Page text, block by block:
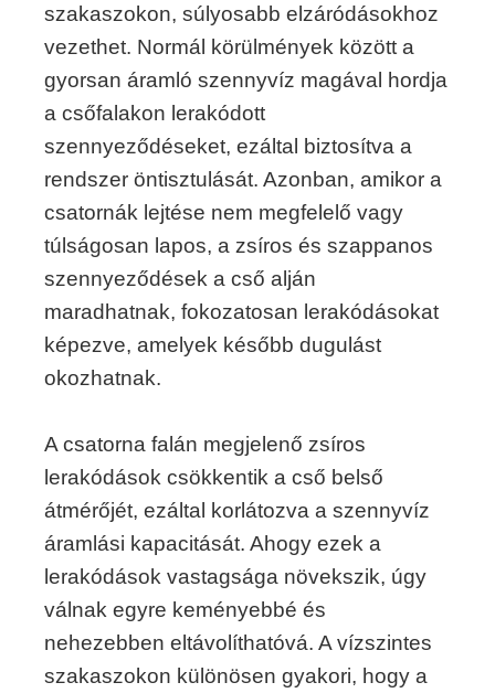
szakaszokon, súlyosabb elzáródásokhoz
vezethet. Normál körülmények között a
gyorsan áramló szennyvíz magával hordja
a csőfalakon lerakódott
szennyeződéseket, ezáltal biztosítva a
rendszer öntisztulását. Azonban, amikor a
csatornák lejtése nem megfelelő vagy
túlságosan lapos, a zsíros és szappanos
szennyeződések a cső alján
maradhatnak, fokozatosan lerakódásokat
képezve, amelyek később dugulást
okozhatnak.
A csatorna falán megjelenő zsíros
lerakódások csökkentik a cső belső
átmérőjét, ezáltal korlátozva a szennyvíz
áramlási kapacitását. Ahogy ezek a
lerakódások vastagsága növekszik, úgy
válnak egyre keményebbé és
nehezebben eltávolíthatóvá. A vízszintes
szakaszokon különösen gyakori, hogy a